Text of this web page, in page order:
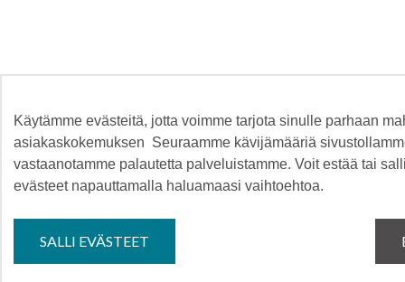
Käytämme evästeitä, jotta voimme tarjota sinulle parhaan
asiakaskokemuksen Seuraamme kävijämääriä
vastaanotamme palautetta palveluistamme. Voit estää tai
evästeet napauttamalla haluamaasi vaihtoehtoa.
SALLI EVÄSTEET